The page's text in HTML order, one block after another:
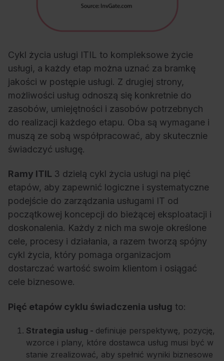
Cykl życia usługi ITIL to kompleksowe życie
usługi, a każdy etap można uznać za bramkę
jakości w postępie usługi. Z drugiej strony,
możliwości usług odnoszą się konkretnie do
zasobów, umiejętności i zasobów potrzebnych
do realizacji każdego etapu. Oba są wymagane i
muszą ze sobą współpracować, aby skutecznie
świadczyć usługę.
Ramy ITIL 3 dzielą cykl życia usługi na pięć
etapów, aby zapewnić logiczne i systematyczne
podejście do zarządzania usługami IT od
początkowej koncepcji do bieżącej eksploatacji i
doskonalenia. Każdy z nich ma swoje określone
cele, procesy i działania, a razem tworzą spójny
cykl życia, który pomaga organizacjom
dostarczać wartość swoim klientom i osiągać
cele biznesowe.
Pięć etapów cyklu świadczenia usług to:
Strategia usług - definiuje perspektywę, pozycję,
wzorce i plany, które dostawca usług musi być w
stanie zrealizować, aby spełnić wyniki biznesowe